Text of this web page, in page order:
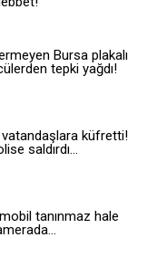
için site içeriği
için site içeriği
Bursa plakalı
tepki yağdı!
küfretti!
saldırdı...
tanınmaz hale